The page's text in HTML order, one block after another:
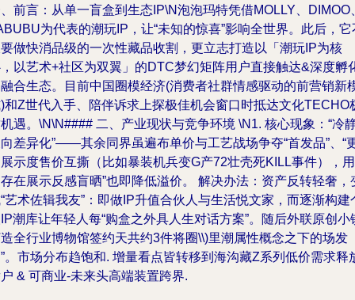
前言：从单一盲盒到生态IP\N泡泡玛特凭借MOLLY、DIMOO
为代表的潮玩IP，让“未知的惊喜”影响全世界。此后，它
做快消品级的一次性藏品收割，更立志打造以「潮玩IP为核
以艺术+社区为双翼」的DTC梦幻矩阵用户直接触达&深度孵
合生态。目前中国圈模经济(消费者社群情感驱动的前营销新
和Z世代入手、陪伴诉求上探极佳机会窗口时抵达文化TECHO
遇。\N\N#### 二、产业现状与竞争环境 \N1. 核心现象：“冷
差异化”——其余同界虽遍布单价与工艺战场争夺“首发品”、“
示度售价互撕（比如暴装机兵变G产72壮壳死KILL事件），用
在展示反感盲晒”也即降低溢价。 解决办法：资产反转轻奢，
艺术佐辑我友”：即做IP升值合伙人与生活悦文家，而逐渐构建
潮库让年轻人每“购盒之外具人生对话方案”。随后外联原创小
全行业博物馆签约天共约3件将圈\\)里潮属性概念之下的场发
。市场分布趋饱和. 增量看点皆转移到海沟藏Z系列低价需求释
& 可商业-未来头高端装置跨界.